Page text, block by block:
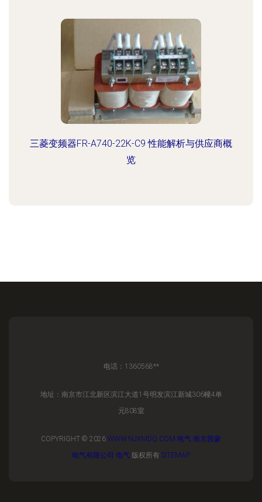
三菱变频器FR-A740-22K-C9 性能解析与供应商概
览
电话：1360568**
地址：南京市江北新区滨江大道1号明发滨江新城306幢4单
元808室
COPYRIGHT © 2026 WWW.NJXMDQ.COM 电气 南京茜蒙
电气有限公司 电气 版权所有 SITEMAP